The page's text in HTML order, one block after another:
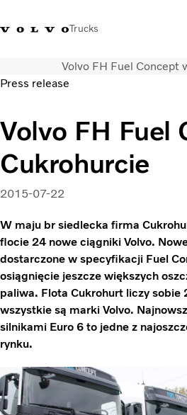
Trucks
+48 22 383 45 00Sklep Volvo Trucks Zaloguj
Rozwiązania transportowe
Samochody ciężarowe
Usługi
Wyszukiwarka dealerów
Aktualności
Volvo Truck Builder
Kontakt
Volvo FH Fuel Concept
Press release
Volvo FH Fuel
Cukrohurcie
2015-07-22
W maju br siedlecka firma
flocie 24 nowe ciągniki Volvo.
dostarczone w specyfikacji Fuel
osiągnięcie jeszcze większych
paliwa. Flota Cukrohurt liczy sobie
wszystkie są marki Volvo.
silnikami Euro 6 to jedne z
rynku.